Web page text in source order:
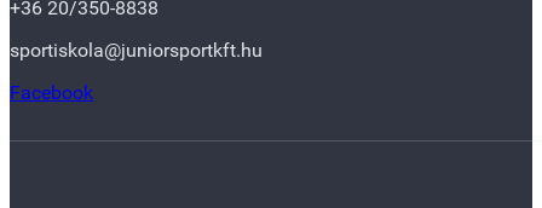
+36 20/350-8838
sportiskola@juniorsportkft.hu
Facebook